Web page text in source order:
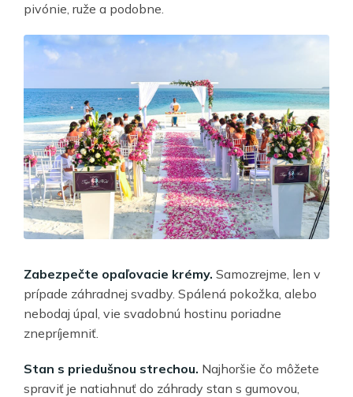
pivónie, ruže a podobne.
Zabezpečte opaľovacie krémy. Samozrejme, len v
prípade záhradnej svadby. Spálená pokožka, alebo
nebodaj úpal, vie svadobnú hostinu poriadne
znepríjemniť.
Stan s priedušnou strechou. Najhoršie čo môžete
spraviť je natiahnuť do záhrady stan s gumovou,